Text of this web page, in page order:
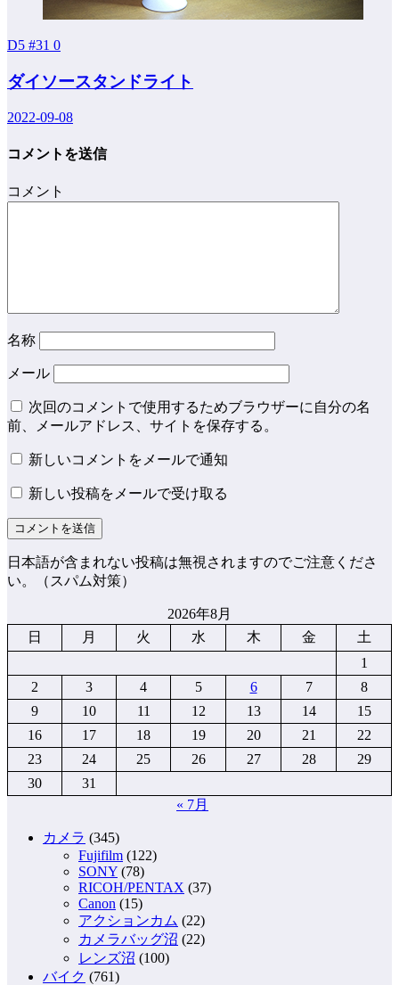
D5 #31 0
ダイソースタンドライト
2022-09-08
コメントを送信
コメント
名称
メール
次回のコメントで使用するためブラウザーに自分の名
前、メールアドレス、サイトを保存する。
新しいコメントをメールで通知
新しい投稿をメールで受け取る
日本語が含まれない投稿は無視されますのでご注意くださ
い。（スパム対策）
2026年8月
日
月 火 水 木 金
土
1
2
3 4 5 6 7
8
9
10 11 12 13 14
15
16
17 18 19 20 21
22
23
24 25 26 27 28
29
30
31
« 7月
カメラ (345)
Fujifilm (122)
SONY (78)
RICOH/PENTAX (37)
Canon (15)
アクションカム (22)
カメラバッグ沼 (22)
レンズ沼 (100)
バイク (761)